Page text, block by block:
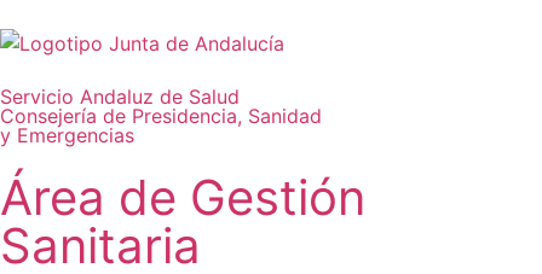
Servicio Andaluz de Salud
Consejería de Presidencia, Sanidad
y Emergencias
Área de Gestión
Sanitaria